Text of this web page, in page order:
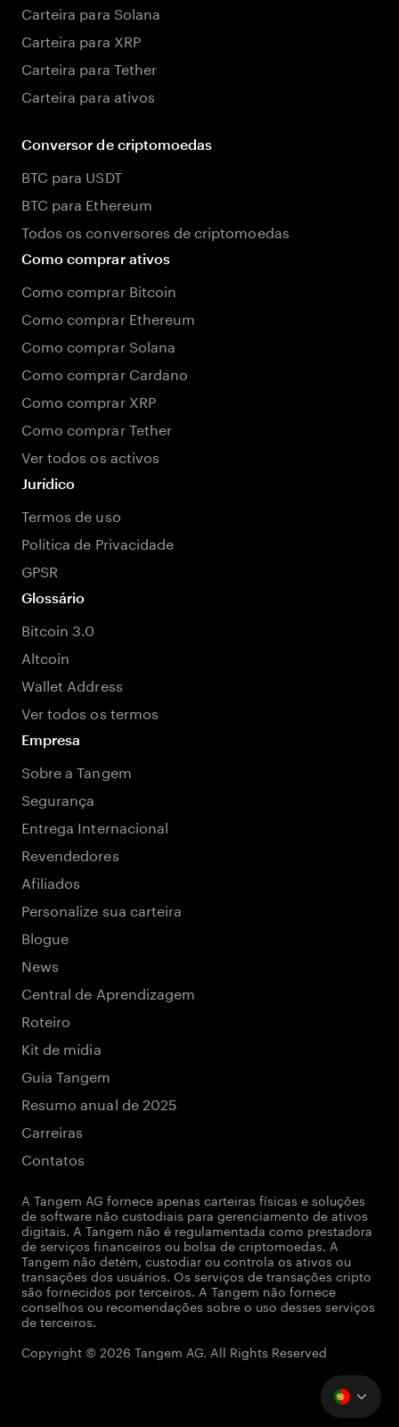
Carteira para Solana
Carteira para XRP
Carteira para Tether
Carteira para ativos
Conversor de criptomoedas
BTC para USDT
BTC para Ethereum
Todos os conversores de criptomoedas
Como comprar ativos
Como comprar Bitcoin
Como comprar Ethereum
Como comprar Solana
Como comprar Cardano
Como comprar XRP
Como comprar Tether
Ver todos os activos
Jurídico
Termos de uso
Política de Privacidade
GPSR
Glossário
Bitcoin 3.0
Altcoin
Wallet Address
Ver todos os termos
Empresa
Sobre a Tangem
Segurança
Entrega Internacional
Revendedores
Afiliados
Personalize sua carteira
Blogue
News
Central de Aprendizagem
Roteiro
Kit de mídia
Guia Tangem
Resumo anual de 2025
Carreiras
Contatos
A Tangem AG fornece apenas carteiras físicas e soluções
de software não custodiais para gerenciamento de ativos
digitais. A Tangem não é regulamentada como prestadora
de serviços financeiros ou bolsa de criptomoedas. A
Tangem não detém, custodiar ou controla os ativos ou
transações dos usuários. Os serviços de transações cripto
são fornecidos por terceiros. A Tangem não fornece
conselhos ou recomendações sobre o uso desses serviços
de terceiros.